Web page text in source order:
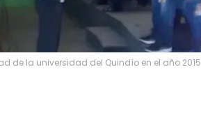
de la universidad del Quindío en el año 2015